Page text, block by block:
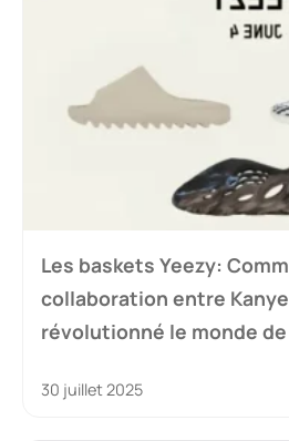
Les baskets Yeezy:
collaboration entre
révolutionné le monde
30 juillet 2025